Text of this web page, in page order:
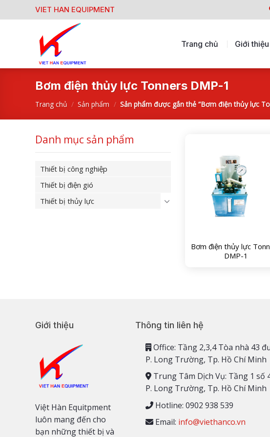
to
VIET HAN EQUIPMENT
Trang chủ Giới thiệu
Bơm điện thủy lực Tonners DMP-1
Trang chủ / Sản phẩm / Sản phẩm được gắn thẻ “Bơm điện thủy lực
Danh mục sản phẩm
Thiết bị công nghiệp
Thiết bị điện gió
Thiết bị thủy lực
Bơm điện thủy lực
DMP-1
Giới thiệu
Việt Hàn Equitpment
luôn mang đến cho
bạn những thiết bị và
Thông tin liên hệ
Office: Tầng 2,3,4 Tòa nhà
P. Long Trường, Tp. Hồ Chí Minh
Trung Tâm Dịch Vụ: Tầng 1
P. Long Trường, Tp. Hồ Chí Minh
Hotline: 0902 938 539
Email: info@viethanco.vn